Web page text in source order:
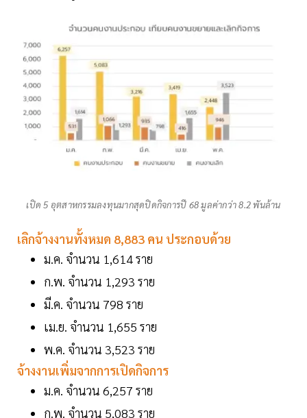
เปิด 5 อุตสาหกรรมลงทุนมากสุดปิดกิจการปี 68 มูลค่ากว่า 8.2 พันล้าน
เลิกจ้างงานทั้งหมด 8,883 คน ประกอบด้วย
ม.ค. จำนวน 1,614 ราย
ก.พ. จำนวน 1,293 ราย
มี.ค. จำนวน 798 ราย
เม.ย. จำนวน 1,655 ราย
พ.ค. จำนวน 3,523 ราย
จ้างงานเพิ่มจากการเปิดกิจการ
ม.ค. จำนวน 6,257 ราย
ก.พ. จำนวน 5,083 ราย